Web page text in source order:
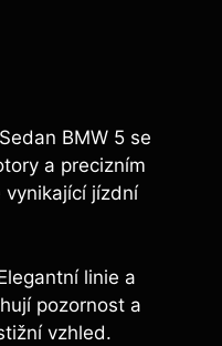
Sedan BMW 5 se
a precizním
vynikající jízdní
linie a
pozornost a
vzhled.